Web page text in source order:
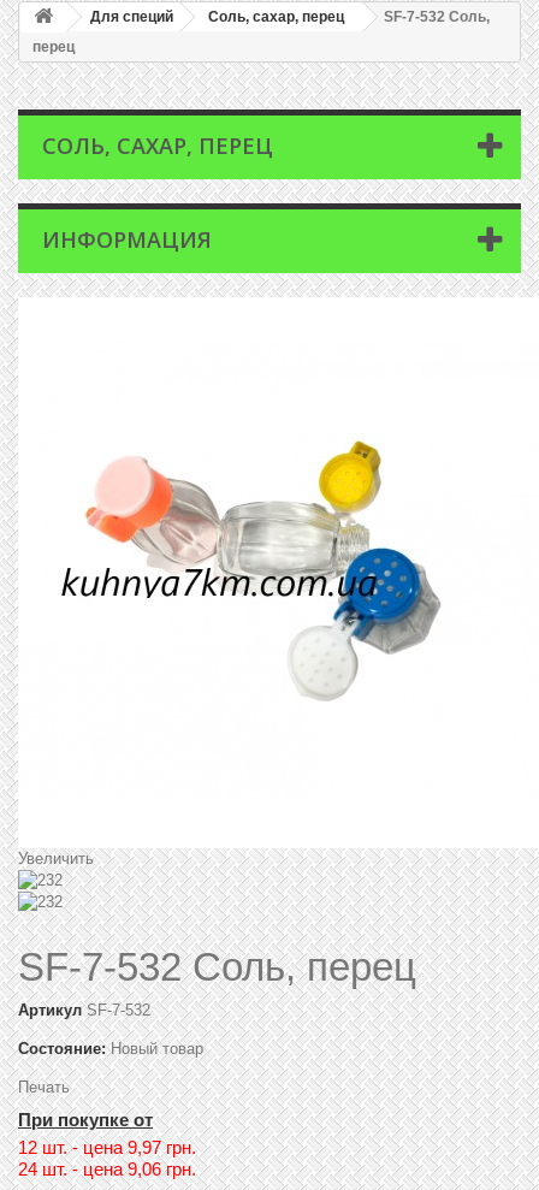
Для специй Соль, сахар, перец
SF-7-532 Соль,
перец
СОЛЬ, САХАР, ПЕРЕЦ
ИНФОРМАЦИЯ
Увеличить
SF-7-532 Соль, перец
Артикул SF-7-532
Состояние: Новый товар
Печать
При покупке от
12 шт. - цена9,97 грн.
24 шт. - цена9,06 грн.